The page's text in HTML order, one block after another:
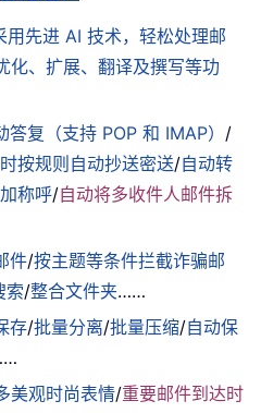
用先进 AI 技术，轻松处理邮
化、扩展、翻译及撰写等功
答复（支持 POP 和 IMAP） /
按规则自动抄送密送/自动转
称呼/自动将多收件人邮件拆
件/按主题等条件拦截诈骗邮
索/整合文件夹……
存/批量分离/批量压缩/自动保
美观时尚表情/重要邮件到达时